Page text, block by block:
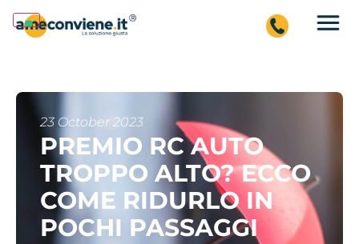
23 October 2023
PREMIO RC AUTO
TROPPO ALTO? ECCO
COME RIDURLO IN
POCHI PASSAGGI